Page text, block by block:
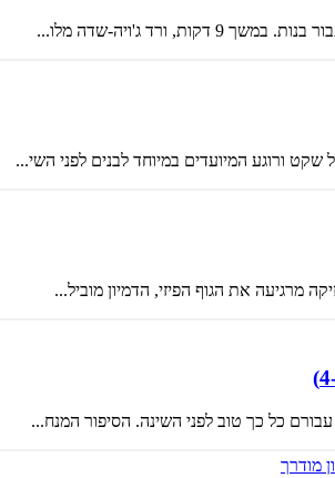
ג'ויה-שדה מלו...
מרגיעה את הגוף הפיזי, הדמיון מוביל...